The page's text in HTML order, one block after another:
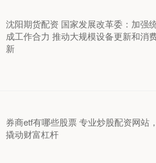
沈阳期货配资 国家发展改革委：加强
成工作合力 推动大规模设备更新和消
新
券商etf有哪些股票 专业炒股配资网站
撬动财富杠杆